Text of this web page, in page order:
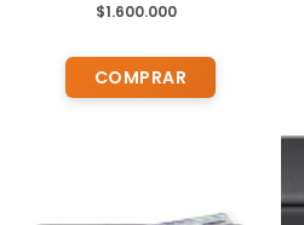
DEMOSTRACION DE
$1.600.000